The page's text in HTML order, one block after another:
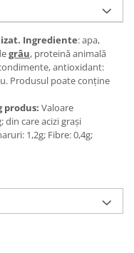
Ingrediente: apa,
grâu, proteină animală
antioxidant:
Produsul poate conține
produs: Valoare
din care acizi grași
1,2g; Fibre: 0,4g;